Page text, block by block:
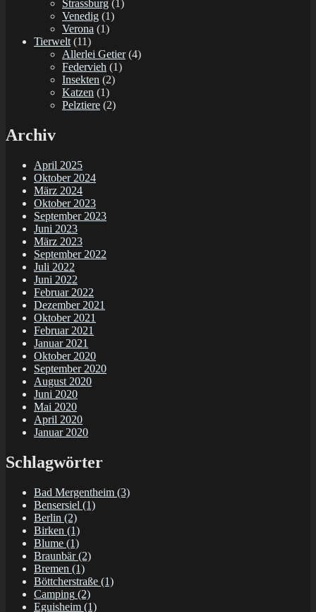
Strassburg (1)
Venedig (1)
Verona (1)
Tierwelt(11)
Allerlei Getier(4)
Federvieh (1)
Insekten (2)
Katzen (1)
Pelztiere (2)
Archiv
April 2025
Oktober 2024
März 2024
Oktober 2023
September 2023
Juni 2023
März 2023
September 2022
Juli 2022
Juni 2022
Februar 2022
Dezember 2021
Oktober 2021
Februar 2021
Januar 2021
Oktober 2020
September 2020
August 2020
Juni 2020
Mai 2020
April 2020
Januar 2020
Schlagwörter
Bad Mergentheim (3)
Bensersiel (1)
Berlin (2)
Birken (1)
Blume (1)
Braunbär(2)
Bremen (1)
Böttcherstraße (1)
Camping (2)
Eguisheim (1)